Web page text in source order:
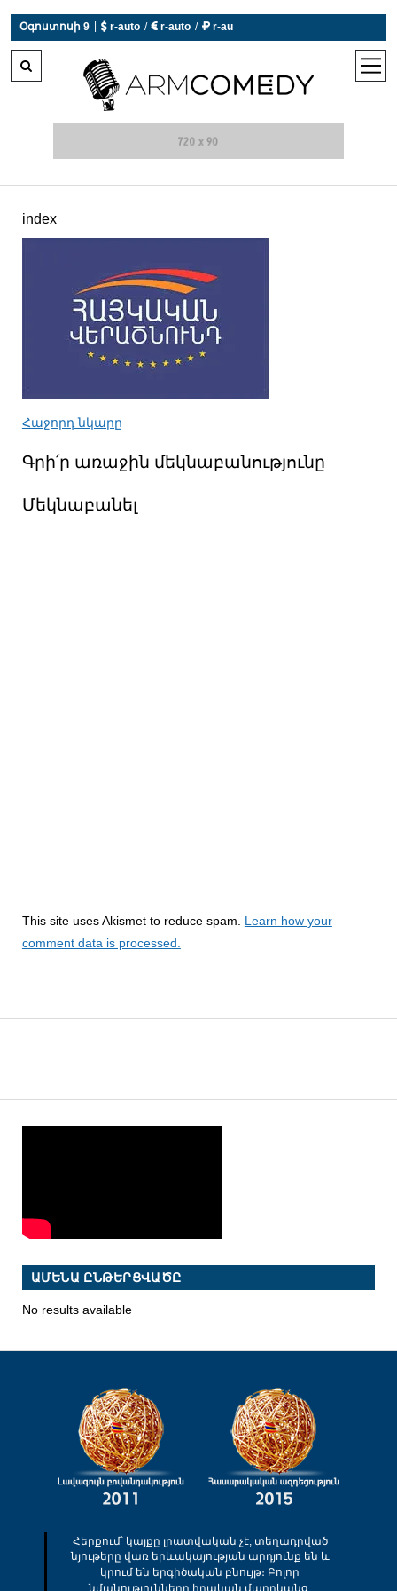
Օգոստոսի 9  r-auto /  r-auto /  r-au
open
index
Հաջորդ նկարը
Գրի՛ր առաջին մեկնաբանությունը
Մեկնաբանել
This site uses Akismet to reduce spam. Learn how your
comment data is processed.
ԱՄԵՆԱ ԸՆԹԵՐՑՎԱԾԸ
No results available
Հերքում՝ կայքը լրատվական չէ, տեղադրված
նյութերը վառ երևակայության արդյունք են և
կրում են երգիծական բնույթ։ Բոլոր
նմանությունները իրական մարդկանց,